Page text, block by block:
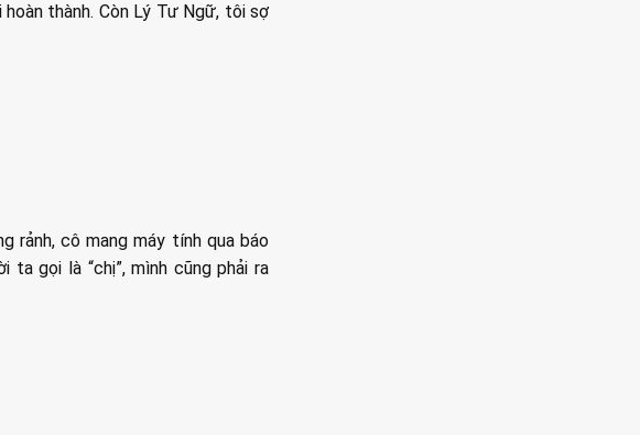
thành. Còn Lý Tư Ngữ, tôi sợ
rảnh, cô mang máy tính qua báo
gọi là “chị”, mình cũng phải ra